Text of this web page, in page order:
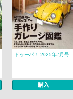
ドゥーパ！ 2025年7月号
購入